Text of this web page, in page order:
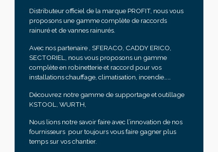
Distributeur officiel de la marque PROFIT, nous vous
proposons une gamme complète de raccords
rainuré et de vannes rainurés.
Avec nos partenaire , SFERACO, CADDY ERICO,
SECTORIEL, nous vous proposons un gamme
complète en robinetterie et raccord pour vos
installations chauffage, climatisation, incendie……
Découvrez notre gamme de supportage et outillage
KSTOOL, WURTH,
Nous lions notre savoir faire avec l’innovation de nos
fournisseurs pour toujours vous faire gagner plus
temps sur vos chantier.